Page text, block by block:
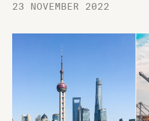
23 NOVEMBER 2022